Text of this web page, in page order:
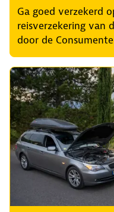
Ga goed verzekerd
reisverzekering van
door de